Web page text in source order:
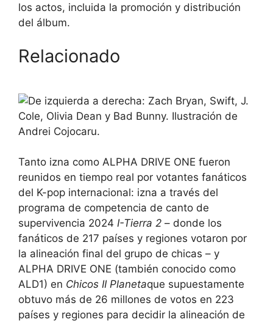
los actos, incluida la promoción y distribución
del álbum.
Relacionado
Tanto izna como ALPHA DRIVE ONE fueron
reunidos en tiempo real por votantes fanáticos
del K-pop internacional: izna a través del
programa de competencia de canto de
supervivencia 2024 I-Tierra 2 – donde los
fanáticos de 217 países y regiones votaron por
la alineación final del grupo de chicas – y
ALPHA DRIVE ONE (también conocido como
ALD1) en Chicos II Planetaque supuestamente
obtuvo más de 26 millones de votos en 223
países y regiones para decidir la alineación de